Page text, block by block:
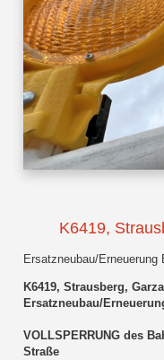
K6419,
Ersatzneubau/Erneuerung
K6419, Strausberg,
Ersatzneubau/
VOLLSPERRUNG des
Straße